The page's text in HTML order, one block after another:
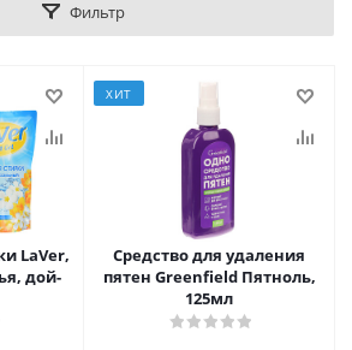
Фильтр
LaVer,
дой-
ХИТ
Средство для удаления
пятен Greenfield Пятноль,
125мл